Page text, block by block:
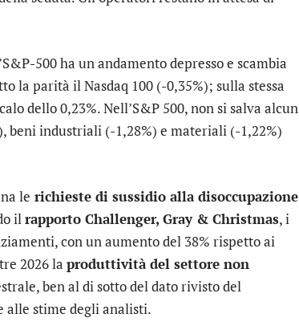
S&P-500ha un andamento depresso e scambia
la parità ilNasdaq 100 (-0,35%); sulla stessa
dello 0,23%. Nell’S&P 500, non si salva alcun
beni industriali (-1,28%) e materiali (-1,22%)
le richieste di sussidio alla disoccupazione
ilrapporto Challenger, Gray & Christmas, i
con un aumento del 38% rispetto ai
2026 la produttività del settore non
ben al di sotto del dato rivisto del
alle stime degli analisti.